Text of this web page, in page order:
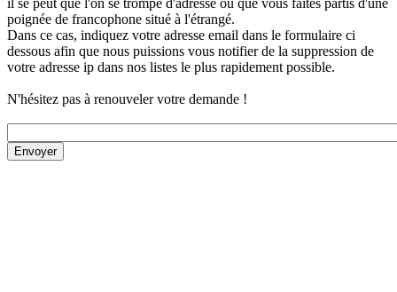
il se peut que l'on se trompe d'adresse ou que vous faites partis d'une
poignée de francophone situé à l'étrangé.
Dans ce cas, indiquez votre adresse email dans le formulaire ci
dessous afin que nous puissions vous notifier de la suppression de
votre adresse ip dans nos listes le plus rapidement possible.
N'hésitez pas à renouveler votre demande !